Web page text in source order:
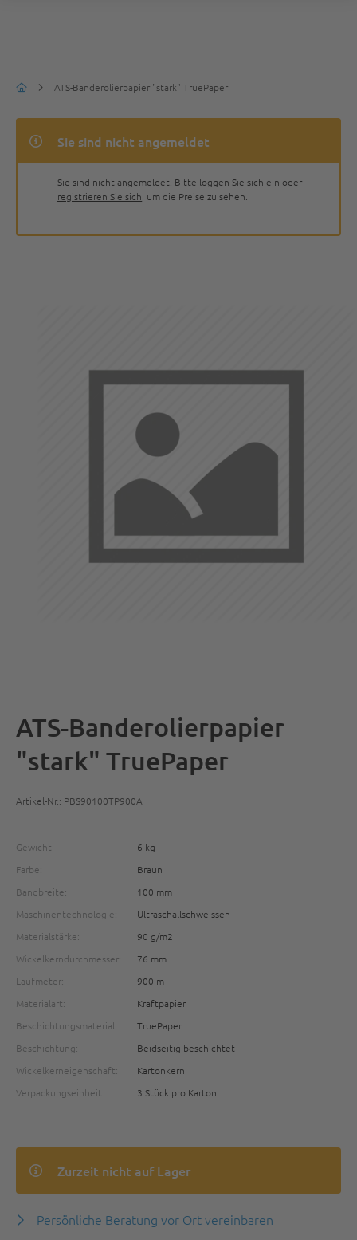
ATS-Banderolierpapier "stark" TruePaper
Sie sind nicht angemeldet
Sie sind nicht angemeldet. Bitte loggen Sie sich ein oder
registrieren Sie sich , um die Preise zu sehen.
ATS-Banderolierpapier
"stark" TruePaper
Artikel-Nr.: PBS90100TP900A
Gewicht
6 kg
Farbe:
Braun
Bandbreite:
100 mm
Maschinentechnologie:
Ultraschallschweissen
Materialstärke:
90 g/m2
Wickelkerndurchmesser:
76 mm
Laufmeter:
900 m
Materialart:
Kraftpapier
Beschichtungsmaterial:
TruePaper
Beschichtung:
Beidseitig beschichtet
Wickelkerneigenschaft:
Kartonkern
Verpackungseinheit:
3 Stück pro Karton
Zurzeit nicht auf Lager
Persönliche Beratung vor Ort vereinbaren